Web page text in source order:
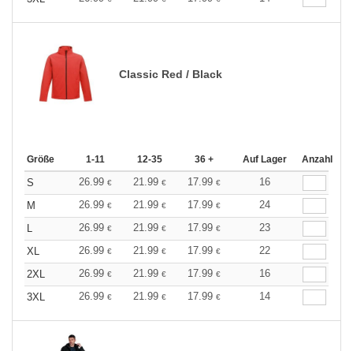
Classic Red / Black
Größe 1-11 12-35 36 + Auf Lager Anzahl
S 26.99 € 21.99 € 17.99 €
16
M
26.99 € 21.99 € 17.99 €
24
L
26.99 € 21.99 € 17.99 €
23
XL
26.99 € 21.99 € 17.99 €
22
2XL
26.99 € 21.99 € 17.99 €
16
3XL
26.99 € 21.99 € 17.99 € 14